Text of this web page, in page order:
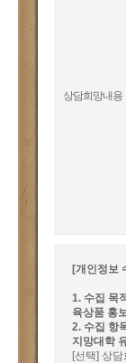
상담희망내용
[개인정보
1. 수집 목
육상품 홍
2. 수집 항
지망대학
[선택] 상